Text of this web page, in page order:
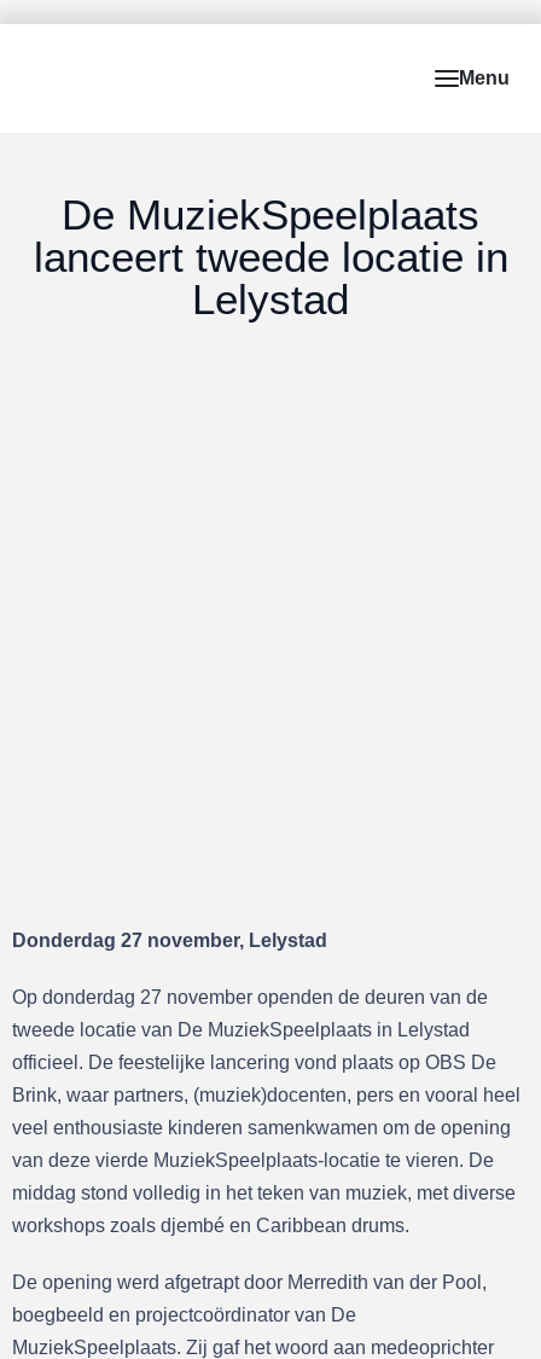
De MuziekSpeelplaats
lanceert tweede locatie in
Lelystad
Donderdag 27 november, Lelystad
Op donderdag 27 november openden de deuren van de
tweede locatie van De MuziekSpeelplaats in Lelystad
officieel. De feestelijke lancering vond plaats op OBS De
Brink, waar partners, (muziek)docenten, pers en vooral heel
veel enthousiaste kinderen samenkwamen om de opening
van deze vierde MuziekSpeelplaats-locatie te vieren. De
middag stond volledig in het teken van muziek, met diverse
workshops zoals djembé en Caribbean drums.
De opening werd afgetrapt door Merredith van der Pool,
boegbeeld en projectcoördinator van De
MuziekSpeelplaats. Zij gaf het woord aan medeoprichter